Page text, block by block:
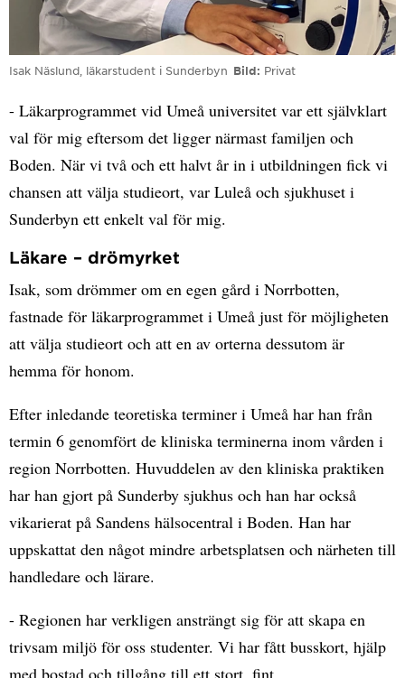
Isak Näslund, läkarstudent i Sunderbyn Bild Privat
- Läkarprogrammet vid Umeå universitet var ett självklart
val för mig eftersom det ligger närmast familjen och
Boden. När vi två och ett halvt år in i utbildningen fick vi
chansen att välja studieort, var Luleå och sjukhuset i
Sunderbyn ett enkelt val för mig.
Läkare – drömyrket
Isak, som drömmer om en egen gård i Norrbotten,
fastnade för läkarprogrammet i Umeå just för möjligheten
att välja studieort och att en av orterna dessutom är
hemma för honom.
Efter inledande teoretiska terminer i Umeå har han från
termin 6 genomfört de kliniska terminerna inom vården i
region Norrbotten. Huvuddelen av den kliniska praktiken
har han gjort på Sunderby sjukhus och han har också
vikarierat på Sandens hälsocentral i Boden. Han har
uppskattat den något mindre arbetsplatsen och närheten till
handledare och lärare.
- Regionen har verkligen ansträngt sig för att skapa en
trivsam miljö för oss studenter. Vi har fått busskort, hjälp
med bostad och tillgång till ett stort, fint